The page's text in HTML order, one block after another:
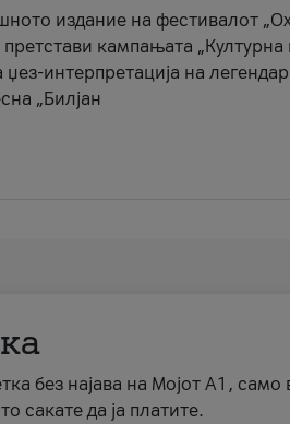
издание на фестивалот
кампањата „Културна
интерпретација на
„Билјан
без најава на Мојот А1, само
сакате да ја платите.